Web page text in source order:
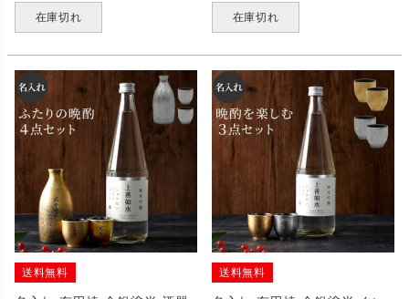
在庫切れ 在庫切れ
送料無料 送料無料